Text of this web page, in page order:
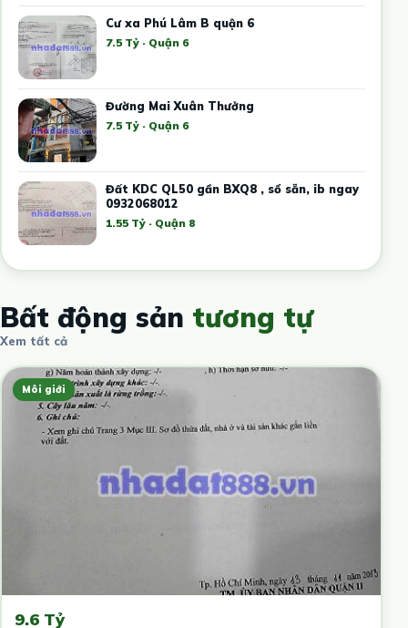
Cư xa Phú Lâm B quận 6
7.5 Tỷ · Quận 6
Đường Mai Xuân Thưởng
7.5 Tỷ · Quận 6
Đất KDC QL50 gần BXQ8 , sổ sẵn, ib ngay
0932068012
1.55 Tỷ · Quận 8
Bất động sản tương tự
Xem tất cả
Môi giới
9.6 Tỷ